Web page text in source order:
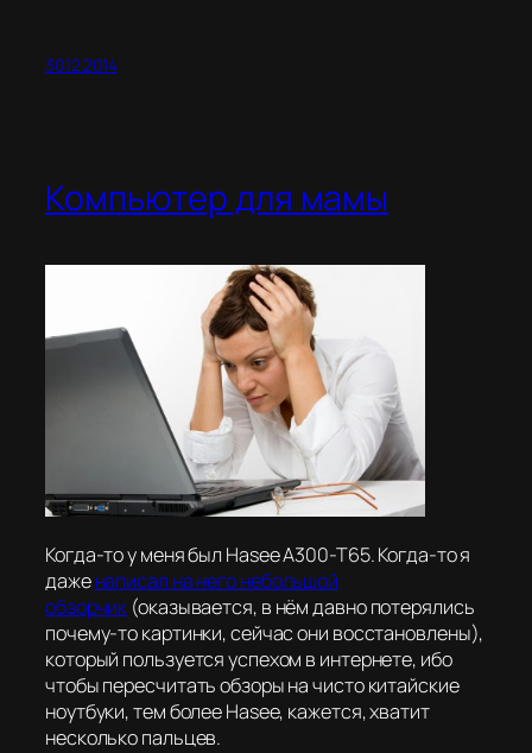
30.12.2014
Компьютер для мамы
Когда-то у меня был Hasee A300-T65. Когда-то я
даженаписал на него небольшой
обзорчик (оказывается, в нём давно потерялись
почему-то картинки, сейчас они восстановлены),
который пользуется успехом в интернете, ибо
чтобы пересчитать обзоры на чисто китайские
ноутбуки, тем более Hasee, кажется, хватит
несколько пальцев.